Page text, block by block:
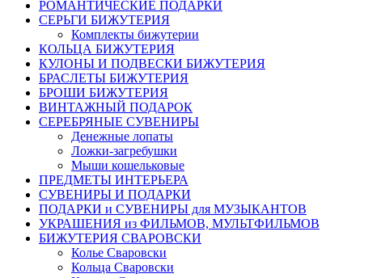
РОМАНТИЧЕСКИЕ ПОДАРКИ
СЕРЬГИ БИЖУТЕРИЯ
Комплекты бижутерии
КОЛЬЦА БИЖУТЕРИЯ
КУЛОНЫ И ПОДВЕСКИ БИЖУТЕРИЯ
БРАСЛЕТЫ БИЖУТЕРИЯ
БРОШИ БИЖУТЕРИЯ
ВИНТАЖНЫЙ ПОДАРОК
СЕРЕБРЯНЫЕ СУВЕНИРЫ
Денежные лопаты
Ложки-загребушки
Мыши кошельковые
ПРЕДМЕТЫ ИНТЕРЬЕРА
СУВЕНИРЫ И ПОДАРКИ
ПОДАРКИ и СУВЕНИРЫ для МУЗЫКАНТОВ
УКРАШЕНИЯ из ФИЛЬМОВ, МУЛЬТФИЛЬМОВ
БИЖУТЕРИЯ СВАРОВСКИ
Колье Сваровски
Кольца Сваровски